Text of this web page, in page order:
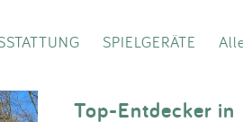
SPIELGERÄTE
Top-Entdecker in